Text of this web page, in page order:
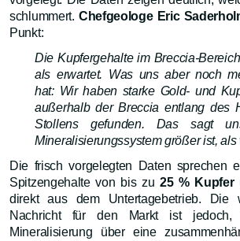
schlummert. Chefgeologe Eric
Punkt:
Die Kupfergehalte im Breccia-
als erwartet. Was uns aber noch
hat: Wir haben starke Gold- und
außerhalb der Breccia entlang des
Stollens gefunden. Das sagt
Mineralisierungssystem größer ist, als
Die frisch vorgelegten Daten sprechen
Spitzengehalte von bis zu 25 % Kupfer
direkt aus dem Untertagebetrieb. Die
Nachricht für den Markt ist
Mineralisierung über eine